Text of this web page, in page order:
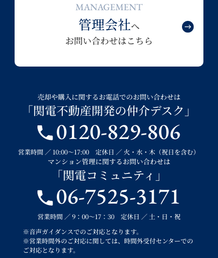
MANAGEMENT
管理会社へ
お問い合わせはこちら
売却や購入に関するお電話でのお問い合わせは
「関電不動産開発の仲介デスク」
0120-829-806
営業時間 ／ 10:00～17:00 定休日 ／ 火・水・木（祝日を含む）
マンション管理に関するお問い合わせは
「関電コミュニティ」
06-7525-3171
営業時間 ／ 9：00～17：30 定休日 ／ 土・日・祝
※音声ガイダンスでのご対応となります。
※営業時間外のご対応に関しては、時間外受付センターでの
ご対応となります。